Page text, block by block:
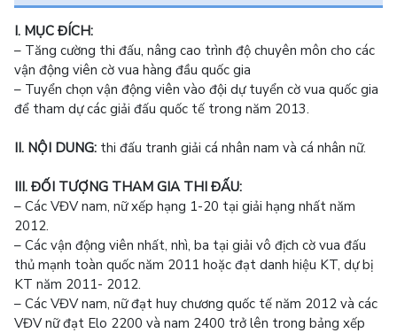
I. MỤC ĐÍCH:
– Tăng cường thi đấu, nâng cao trình độ chuyên môn cho các
vận động viên cờ vua hàng đầu quốc gia
– Tuyển chọn vận động viên vào đội dự tuyển cờ vua quốc gia
để tham dự các giải đấu quốc tế trong năm 2013.
II. NỘI DUNG: thi đấu tranh giải cá nhân nam và cá nhân nữ.
III. ĐỐI TƯỢNG THAM GIA THI ĐẤU:
– Các VĐV nam, nữ xếp hạng 1-20 tại giải hạng nhất năm
2012.
– Các vận động viên nhất, nhì, ba tại giải vô địch cờ vua đấu
thủ mạnh toàn quốc năm 2011 hoặc đạt danh hiệu KT, dự bị
KT năm 2011- 2012.
– Các VĐV nam, nữ đạt huy chương quốc tế năm 2012 và các
VĐV nữ đạt Elo 2200 và nam 2400 trở lên trong bảng xếp